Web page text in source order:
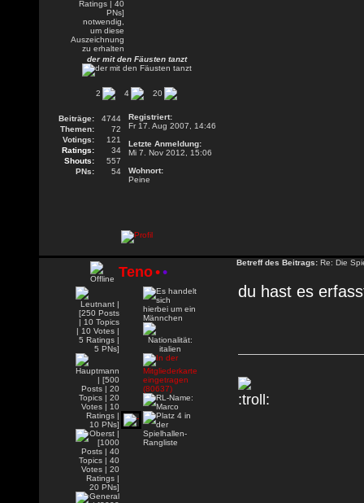
der mit den Fäusten tanzt
2 4 20
Beiträge:
4744
Themen:
72
Votings:
121
Ratings:
34
Shouts:
557
PNs:
54
Registriert:
Fr 17. Aug 2007, 14:46
Letzte Anmeldung:
Mi 7. Nov 2012, 15:06
Wohnort:
Peine
Teno••
Betreff des Beitrags: Re: Die
du hast es